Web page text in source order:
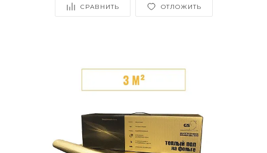
СРАВНИТЬ ОТЛОЖИТЬ